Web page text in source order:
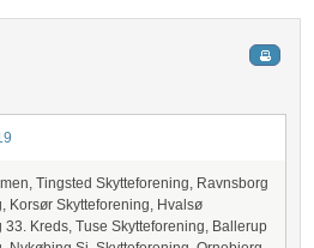
Tingsted Skytteforening, Ravnsborg
Korsør Skytteforening, Hvalsø
33. Kreds, Tuse Skytteforening, Ballerup